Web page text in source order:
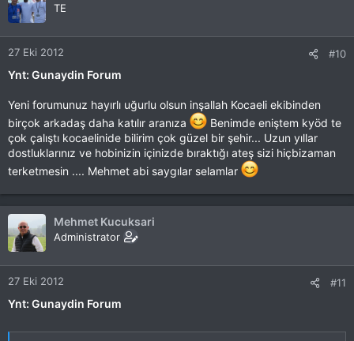
TE
27 Eki 2012 #10
Ynt: Gunaydin Forum
Yeni forumunuz hayırlı uğurlu olsun inşallah Kocaeli ekibinden
birçok arkadaş daha katılır aranıza
Benimde eniştem kyöd te
çok çalıştı kocaelinide bilirim çok güzel bir şehir... Uzun yıllar
dostluklarınız ve hobinizin içinizde bıraktığı ateş sizi hiçbizaman
terketmesin .... Mehmet abi saygılar selamlar
Mehmet Kucuksari
Administrator
27 Eki 2012 #11
Ynt: Gunaydin Forum